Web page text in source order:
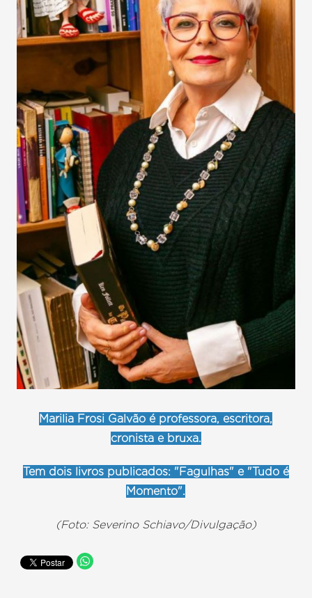
Marilia Frosi Galvão é professora, escritora,
cronista e bruxa.
Tem dois livros publicados: "Fagulhas" e "Tudo é
Momento".
(Foto: Severino Schiavo/Divulgação)